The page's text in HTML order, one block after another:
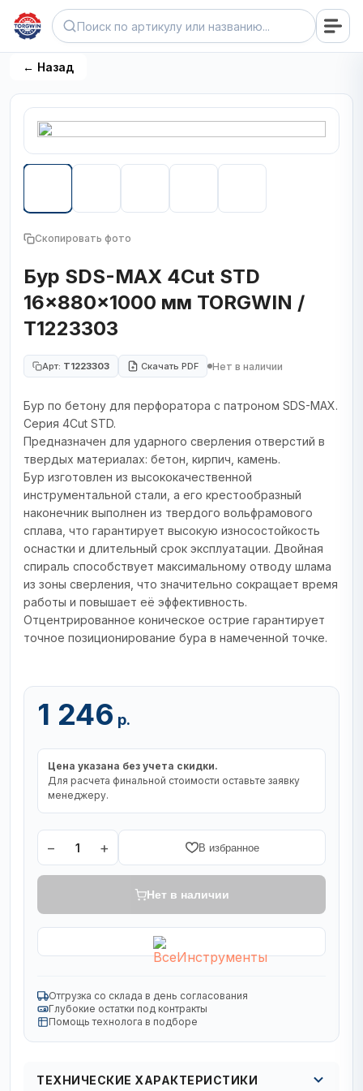
← Назад
Скопировать фото
Бур SDS-MAX 4Cut STD
16x880x1000 мм TORGWIN /
T1223303
Арт: T1223303 Скачать PDF Нет в наличии
Бур по бетону для перфоратора с патроном SDS-MAX.
Серия 4Cut STD.
Предназначен для ударного сверления отверстий в
твердых материалах: бетон, кирпич, камень.
Бур изготовлен из высококачественной
инструментальной стали, а его крестообразный
наконечник выполнен из твердого вольфрамового
сплава, что гарантирует высокую износостойкость
оснастки и длительный срок эксплуатации. Двойная
спираль способствует максимальному отводу шлама
из зоны сверления, что значительно сокращает время
работы и повышает её эффективность.
Отцентрированное коническое острие гарантирует
точное позиционирование бура в намеченной точке.
1 246 р.
Цена указана без учета скидки.
Для расчета финальной стоимости оставьте заявку
менеджеру.
− 1 + В избранное
Нет в наличии
Отгрузка со склада в день согласования
Глубокие остатки под контракты
Помощь технолога в подборе
ТЕХНИЧЕСКИЕ ХАРАКТЕРИСТИКИ